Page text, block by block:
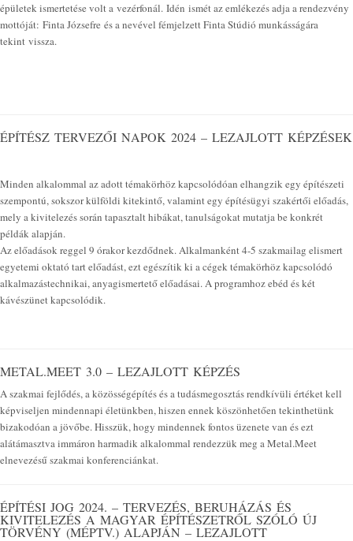
épületek ismertetése volt a vezérfonál. Idén ismét az emlékezés adja a rendezvény
mottóját: Finta Józsefre és a nevével fémjelzett Finta Stúdió munkásságára
tekint vissza.
ÉPÍTÉSZ TERVEZŐI NAPOK 2024 – LEZAJLOTT KÉPZÉSEK
Minden alkalommal az adott témakörhöz kapcsolódóan elhangzik egy építészeti
szempontú, sokszor külföldi kitekintő, valamint egy építésügyi szakértői előadás,
mely a kivitelezés során tapasztalt hibákat, tanulságokat mutatja be konkrét
példák alapján.
Az előadások reggel 9 órakor kezdődnek. Alkalmanként 4-5 szakmailag elismert
egyetemi oktató tart előadást, ezt egészítik ki a cégek témakörhöz kapcsolódó
alkalmazástechnikai, anyagismertető előadásai. A programhoz ebéd és két
kávészünet kapcsolódik.
METAL.MEET 3.0 – LEZAJLOTT KÉPZÉS
A szakmai fejlődés, a közösségépítés és a tudásmegosztás rendkívüli értéket kell
képviseljen mindennapi életünkben, hiszen ennek köszönhetően tekinthetünk
bizakodóan a jövőbe. Hisszük, hogy mindennek fontos üzenete van és ezt
alátámasztva immáron harmadik alkalommal rendezzük meg a Metal.Meet
elnevezésű szakmai konferenciánkat.
ÉPÍTÉSI JOG 2024. – TERVEZÉS, BERUHÁZÁS ÉS
KIVITELEZÉS A MAGYAR ÉPÍTÉSZETRŐL SZÓLÓ ÚJ
TÖRVÉNY (MÉPTV.) ALAPJÁN – LEZAJLOTT